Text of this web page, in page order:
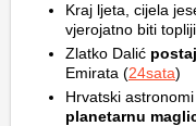
Kraj ljeta, cijela
vjerojatno biti
Zlatko Dalić
Emirata (24sata)
Hrvatski
planetarnu